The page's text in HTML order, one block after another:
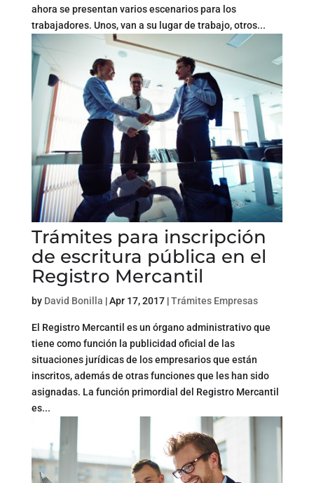
ahora se presentan varios escenarios para los
trabajadores. Unos, van a su lugar de trabajo, otros...
Trámites para inscripción
de escritura pública en el
Registro Mercantil
by David Bonilla |Apr 17, 2017|Trámites Empresas
El Registro Mercantil es un órgano administrativo que
tiene como función la publicidad oficial de las
situaciones jurídicas de los empresarios que están
inscritos, además de otras funciones que les han sido
asignadas. La función primordial del Registro Mercantil
es...